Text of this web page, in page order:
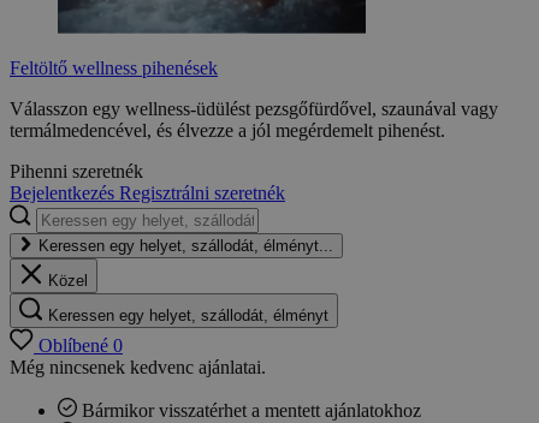
Feltöltő wellness pihenések
Válasszon egy wellness-üdülést pezsgőfürdővel, szaunával vagy
termálmedencével, és élvezze a jól megérdemelt pihenést.
Pihenni szeretnék
Bejelentkezés Regisztrálni szeretnék
Keressen egy helyet, szállodát, élményt...
Közel
Keressen egy helyet, szállodát, élményt
Oblíbené 0
Még nincsenek kedvenc ajánlatai.
Bármikor visszatérhet a mentett ajánlatokhoz